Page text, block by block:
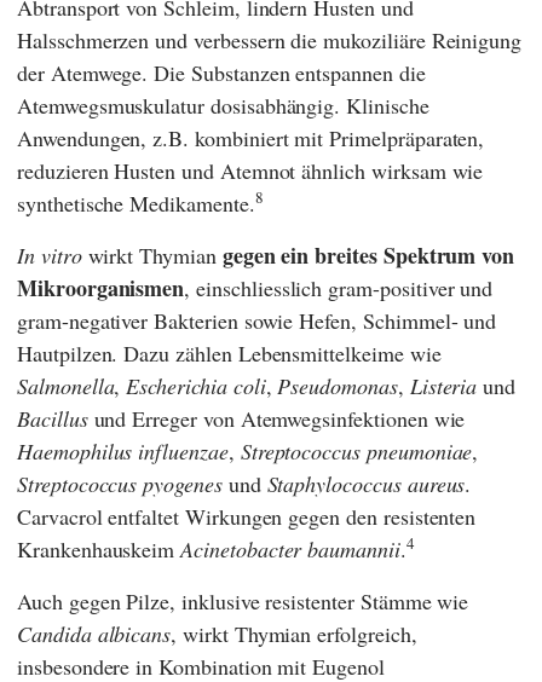
Abtransport von Schleim, lindern Husten und
Halsschmerzen und verbessern die mukoziliäre Reinigung
der Atemwege. Die Substanzen entspannen die
Atemwegsmuskulatur dosisabhängig. Klinische
Anwendungen, z.B. kombiniert mit Primelpräparaten,
reduzieren Husten und Atemnot ähnlich wirksam wie
synthetische Medikamente.8
In vitrowirkt Thymian gegen ein breites Spektrum von
Mikroorganismen, einschliesslich gram-positiver und
gram-negativer Bakterien sowie Hefen, Schimmel- und
Hautpilzen. Dazu zählen Lebensmittelkeime wie
Salmonella, Escherichia coli, Pseudomonas, Listeria und
Bacillusund Erreger von Atemwegsinfektionen wie
Haemophilus influenzae, Streptococcus pneumoniae,
Streptococcus pyogenesund Staphylococcus aureus.
Carvacrol entfaltet Wirkungen gegen den resistenten
KrankenhauskeimAcinetobacter baumannii.4
Auch gegen Pilze, inklusive resistenter Stämme wie
Candida albicans, wirkt Thymian erfolgreich,
insbesondere in Kombination mit Eugenol